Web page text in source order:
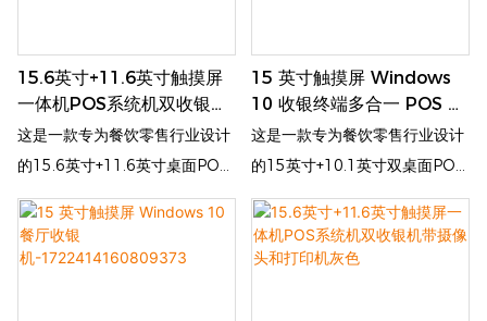
业
15.6英寸+11.6英寸触摸屏
一体机POS系统机双收银机
带摄像头和打印机灰
色-1722414623848943
这是一款专为餐饮零售行业设计
的15.6英寸+11.6英寸桌面POS
收银机。 配备触摸屏和POS，
客户可以自行下单、付款、查
询。 该自助设备提高订单处理效
15 英寸触摸屏 Windows
10 收银终端多合一 POS 系
统机适用于餐
厅-1722414364623170
这是一款专为餐饮零售行业设计
的15英寸+10.1英寸双桌面POS
收银机。 配备触摸屏和POS，
客户可以自行下单、付款、查
询。 该自助设备提高订单处理效